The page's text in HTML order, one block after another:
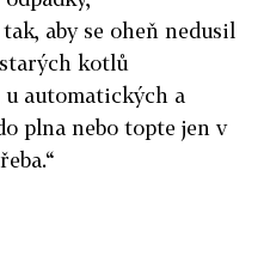
aby se oheň nedusil
kotlů
automatických a
plna nebo topte jen v